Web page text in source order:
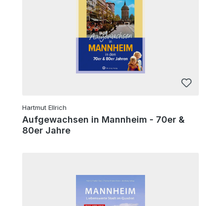
Hartmut Ellrich
Aufgewachsen in Mannheim - 70er &
80er Jahre